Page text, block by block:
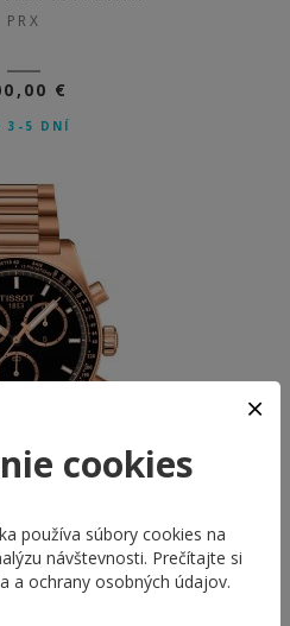
PRX
€
3-5 DNÍ
cookies
používa súbory cookies na
návštevnosti. Prečítajte si
a ochrany osobných údajov.